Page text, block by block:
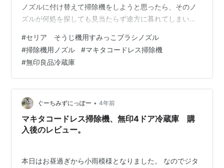
ノズルに付け替えて掃除機をしようと思ったら、そのノ
ズルが何処を探しても見当たらず途方に暮れてしまいま
のノズルもあるのですが大きい掃除機とサイズが合わず
結局買いに行くことになりました。 ノズルだけなので値
段もあまりしないし、ホームセンターに行けばあるかな
と・・。 まずカインズに行きました。 ここならあるだろ
うと・・・。 ですが、はめ込むパーツは売ってましたが
先が細くなく、丸い形でナイロンの黒い…
#セリア そうじ機用すみっこブラシノズル
#掃除機用ノズル #マキタコードレス掃除機
#無印良品冷蔵庫
ぐーちみずにっぽー • 4年前
マキタコードレス掃除機、無印4ドア冷蔵庫 購
入後のレビュー。
本日はお昼過ぎから小雨模様となりました。 なのでジタ